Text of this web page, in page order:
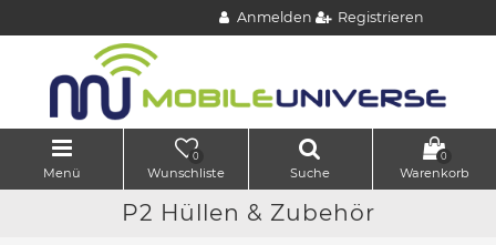
Anmelden Registrieren
Menü
0
Wunschliste Suche
0
Warenkorb
P2 Hüllen & Zubehör